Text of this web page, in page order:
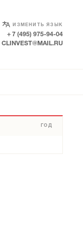
ИЗМЕНИТЬ ЯЗЫК
SELECT LANGUAGE
+ 7 (495) 975-94-04
CLINVEST@MAIL.RU
ГОД